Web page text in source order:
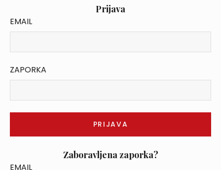
Prijava
EMAIL
ZAPORKA
Zaboravljena zaporka?
EMAIL